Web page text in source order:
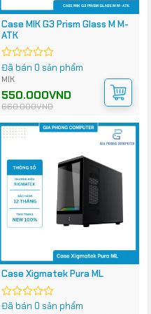
Case MIK G3 Prism Glass M M-
ATK
Được
xếp
0
5
Đã bán 0 sản phẩm
MIK
660.000VND
Giá
gốc
là:
550.000VND
Giá
hiện
tại
550.000VND.
Case Xigmatek Pura ML
Được
Đã bán 0 sản phẩm